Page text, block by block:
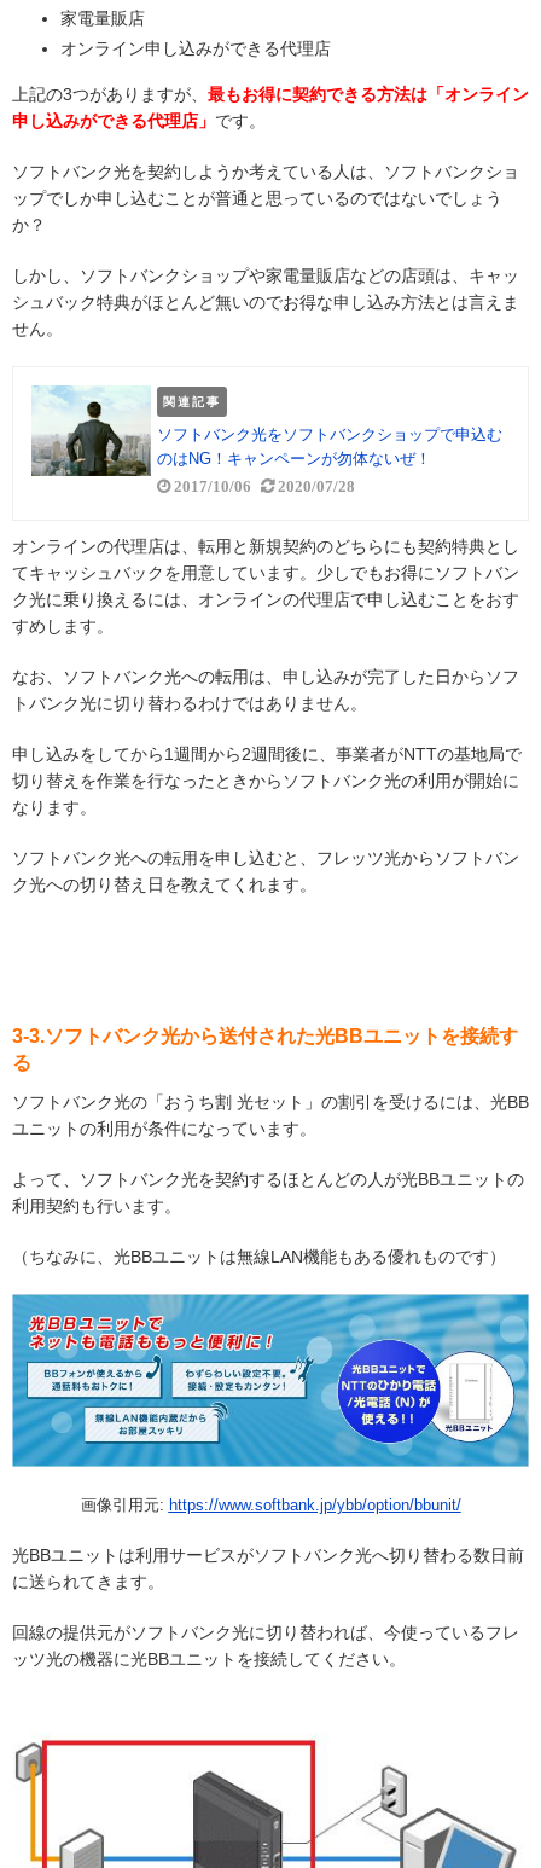
家電量販店
オンライン申し込みができる代理店
上記の3つがありますが、 最もお得に契約できる方法は「オンライン
申し込みができる代理店」 です。
ソフトバンク光を契約しようか考えている人は、ソフトバンクショ
ップでしか申し込むことが普通と思っているのではないでしょう
か？
しかし、ソフトバンクショップや家電量販店などの店頭は、キャッ
シュバック特典がほとんど無いのでお得な申し込み方法とは言えま
せん。
関連記事
ソフトバンク光をソフトバンクショップで申込む
のはNG！キャンペーンが勿体ないぜ！
2017/10/06 2020/07/28
オンラインの代理店は、転用と新規契約のどちらにも契約特典とし
てキャッシュバックを用意しています。少しでもお得にソフトバン
ク光に乗り換えるには、オンラインの代理店で申し込むことをおす
すめします。
なお、ソフトバンク光への転用は、申し込みが完了した日からソフ
トバンク光に切り替わるわけではありません。
申し込みをしてから1週間から2週間後に、事業者がNTTの基地局で
切り替えを作業を行なったときからソフトバンク光の利用が開始に
なります。
ソフトバンク光への転用を申し込むと、フレッツ光からソフトバン
ク光への切り替え日を教えてくれます。
3-3.ソフトバンク光から送付された光BBユニットを接続す
る
ソフトバンク光の「おうち割 光セット」の割引を受けるには、光BB
ユニットの利用が条件になっています。
よって、ソフトバンク光を契約するほとんどの人が光BBユニットの
利用契約も行います。
（ちなみに、光BBユニットは無線LAN機能もある優れものです）
画像引用元: https://www.softbank.jp/ybb/option/bbunit/
光BBユニットは利用サービスがソフトバンク光へ切り替わる数日前
に送られてきます。
回線の提供元がソフトバンク光に切り替われば、今使っているフレ
ッツ光の機器に光BBユニットを接続してください。